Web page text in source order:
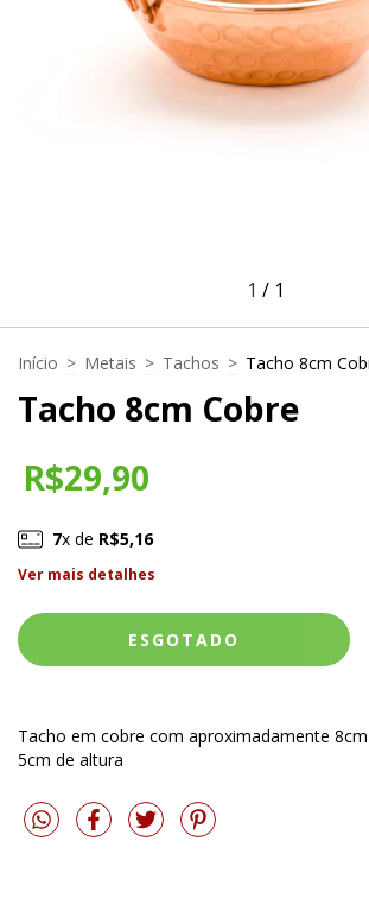
1 / 1
Início > Metais > Tachos > Tacho 8cm
Tacho 8cm Cobre
R$29,90
7x de R$5,16
Ver mais detalhes
Tacho em cobre com aproximadamente
5cm de altura